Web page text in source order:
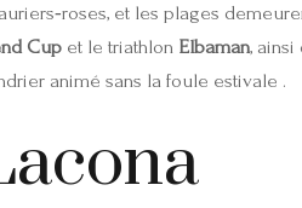
et les plages
Cup et le triathlon Elbaman, ainsi
animé sans la foule estivale .